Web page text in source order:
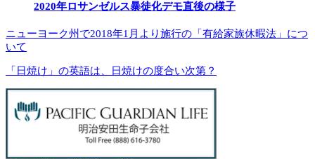
2020年ロサンゼルス暴徒化デモ直後の様子
ニューヨーク州で2018年1月より施行の「有給家族休暇法」につ
いて
「日焼け」の英語は、日焼けの度合い次第？